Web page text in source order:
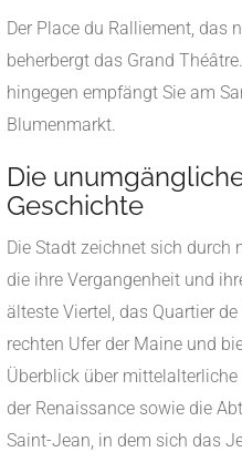
Der Place du Ralliement, das
beherbergt das Grand
hingegen empfängt Sie am
Blumenmarkt.
Die
Geschichte
Die Stadt zeichnet sich durch
die ihre Vergangenheit und
älteste Viertel, das Quartier
rechten Ufer der Maine und
Überblick über
der Renaissance sowie die
Saint-Jean, in dem sich das